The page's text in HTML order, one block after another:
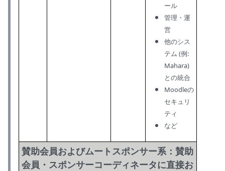
ール
管理・運
営
他のシス
テム (例:
Mahara)
との統合
Moodleの
セキュリ
ティ
など
賛助会員およびムートスポンサー系：賛助
会員・スポンサーコーディネータに直接お